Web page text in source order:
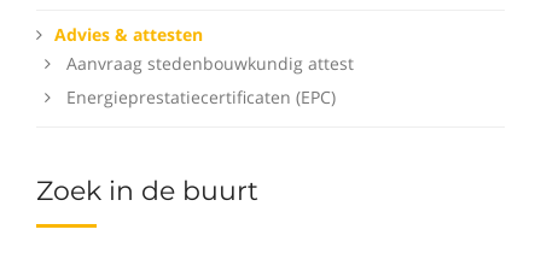
Advies & attesten
Aanvraag stedenbouwkundig attest
Energieprestatiecertificaten (EPC)
Zoek in de buurt